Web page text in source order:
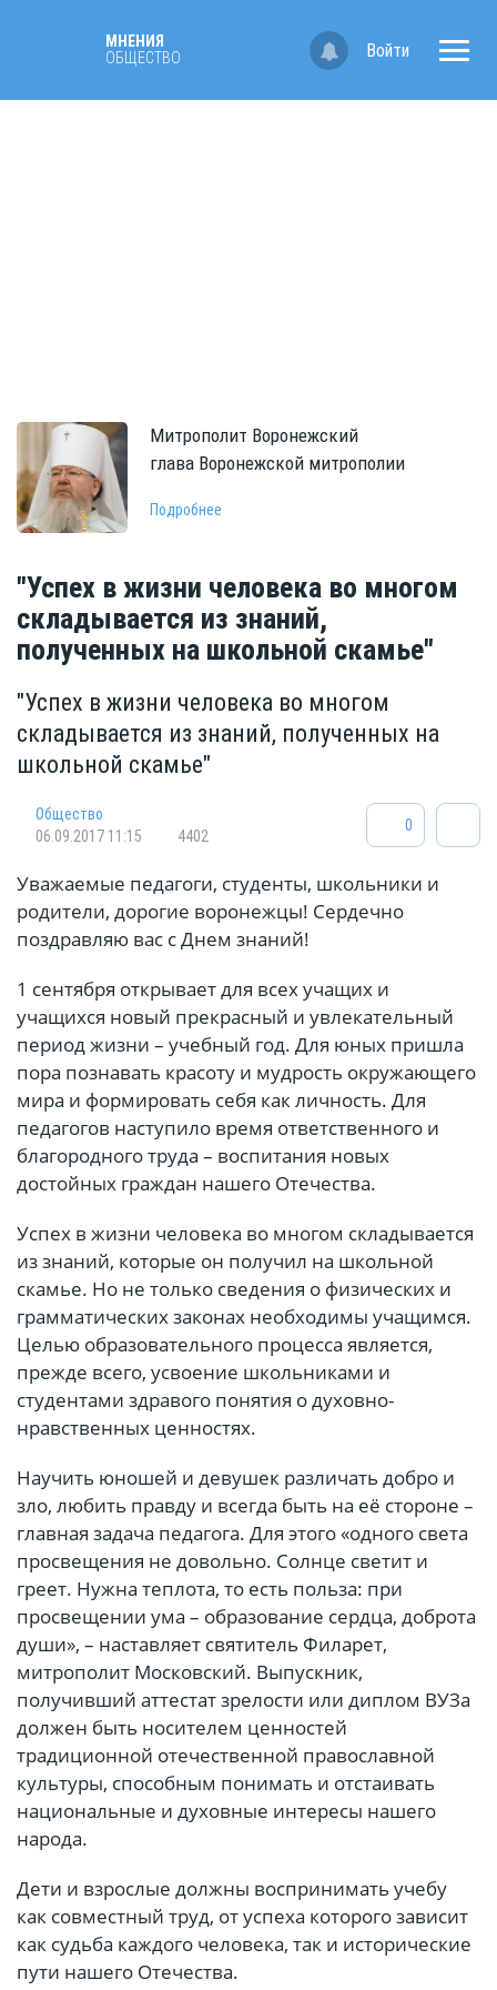
МНЕНИЯ
ОБЩЕСТВО
Войти
Митрополит Воронежский
глава Воронежской митрополии
Подробнее
"Успех в жизни человека во многом
складывается из знаний,
полученных на школьной скамье"
"Успех в жизни человека во многом
складывается из знаний, полученных на
школьной скамье"
Общество
06.09.2017 11:15
4402
0
Уважаемые педагоги, студенты, школьники и
родители, дорогие воронежцы! Сердечно
поздравляю вас с Днем знаний!
1 сентября открывает для всех учащих и
учащихся новый прекрасный и увлекательный
период жизни – учебный год. Для юных пришла
пора познавать красоту и мудрость окружающего
мира и формировать себя как личность. Для
педагогов наступило время ответственного и
благородного труда – воспитания новых
достойных граждан нашего Отечества.
Успех в жизни человека во многом складывается
из знаний, которые он получил на школьной
скамье. Но не только сведения о физических и
грамматических законах необходимы учащимся.
Целью образовательного процесса является,
прежде всего, усвоение школьниками и
студентами здравого понятия о духовно-
нравственных ценностях.
Научить юношей и девушек различать добро и
зло, любить правду и всегда быть на её стороне –
главная задача педагога. Для этого «одного света
просвещения не довольно. Солнце светит и
греет. Нужна теплота, то есть польза: при
просвещении ума – образование сердца, доброта
души», – наставляет святитель Филарет,
митрополит Московский. Выпускник,
получивший аттестат зрелости или диплом ВУЗа
должен быть носителем ценностей
традиционной отечественной православной
культуры, способным понимать и отстаивать
национальные и духовные интересы нашего
народа.
Дети и взрослые должны воспринимать учебу
как совместный труд, от успеха которого зависит
как судьба каждого человека, так и исторические
пути нашего Отечества.